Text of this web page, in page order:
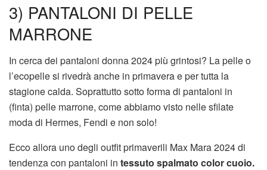
3) PANTALONI DI PELLE
MARRONE
In cerca dei pantaloni donna 2024 più grintosi? La pelle o
l’ecopelle si rivedrà anche in primavera e per tutta la
stagione calda. Soprattutto sotto forma di pantaloni in
(finta) pelle marrone, come abbiamo visto nelle sfilate
moda di Hermes, Fendi e non solo!
Ecco allora uno degli outfit primaverili Max Mara 2024 di
tendenza con pantaloni in tessuto spalmato color cuoio.